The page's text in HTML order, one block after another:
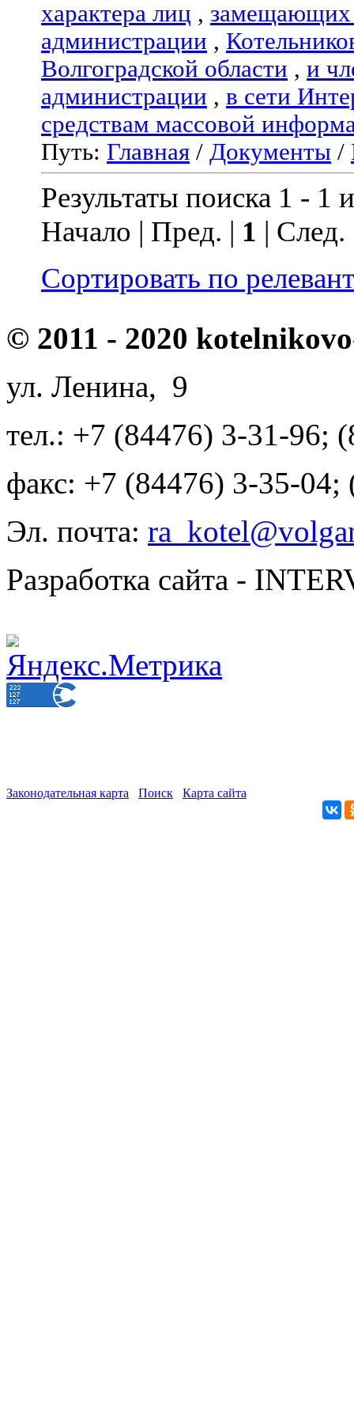
характера лиц , замещающих
администрации ,
Волгоградской области , и
администрации , в сети
средствам массовой
Путь: Главная / Документы /
Результаты поиска 1 - 1
Начало | Пред. | 1 |
Сортировать по
© 2011 - 2020
ул. Ленина, 9
тел.: +7 (84476) 3-31-96;
факс: +7 (84476) 3-35-04;
Эл. почта:
Разработка сайта -
Законодательная карта Поиск Карта сайта